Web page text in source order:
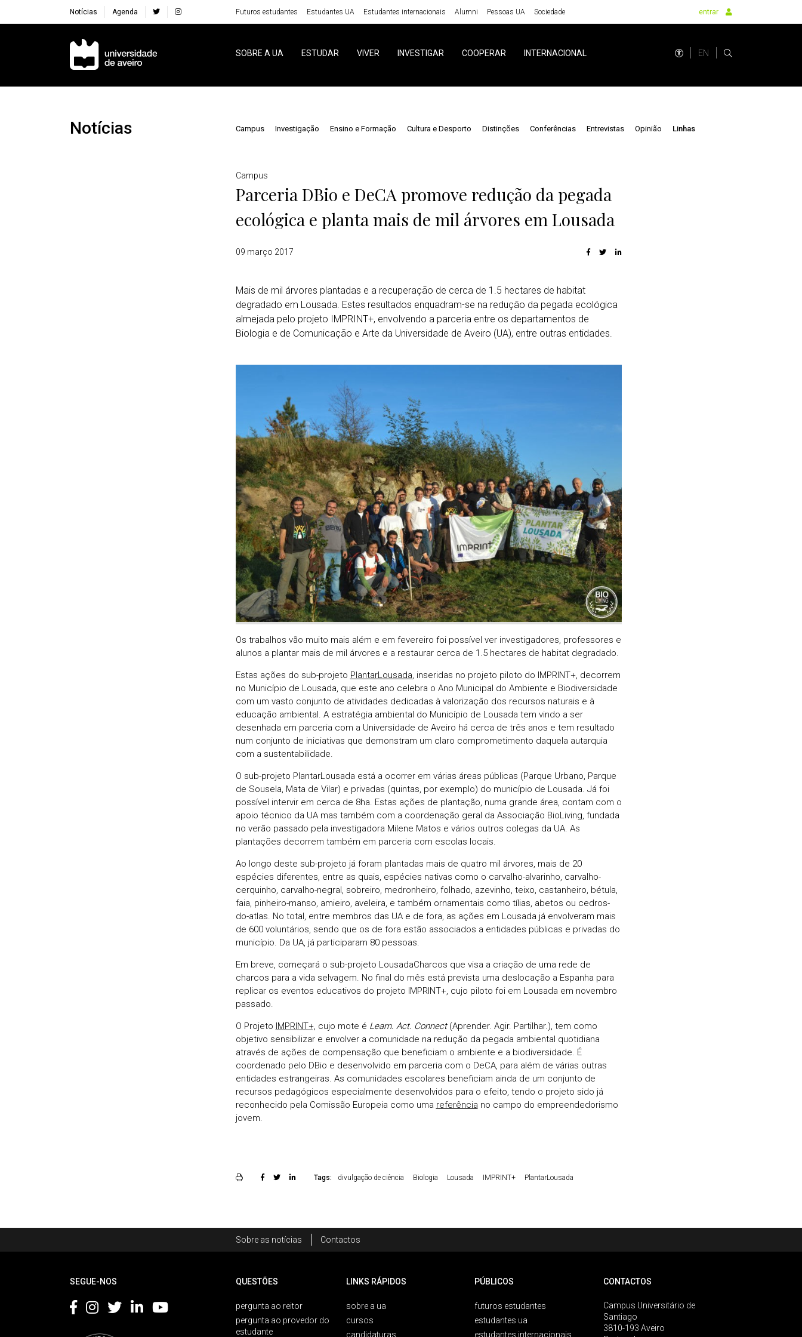
Notícias Agenda Futuros estudantes Estudantes UA Estudantes internacionais Alumni Pessoas UA Sociedade entrar
Navegação Principal
SOBRE A UA ESTUDAR VIVER INVESTIGAR COOPERAR INTERNACIONAL EN
Notícias Campus Investigação Ensino e Formação Cultura e Desporto Distinções Conferências Entrevistas Opinião Linhas
Campus
Parceria DBio e DeCA promove redução da pegada
ecológica e planta mais de mil árvores em Lousada
09 março 2017
Mais de mil árvores plantadas e a recuperação de cerca de 1.5 hectares de habitat
degradado em Lousada. Estes resultados enquadram-se na redução da pegada ecológica
almejada pelo projeto IMPRINT+, envolvendo a parceria entre os departamentos de
Biologia e de Comunicação e Arte da Universidade de Aveiro (UA), entre outras entidades.
Os trabalhos vão muito mais além e em fevereiro foi possível ver investigadores, professores e
alunos a plantar mais de mil árvores e a restaurar cerca de 1.5 hectares de habitat degradado.
Estas ações do sub-projeto PlantarLousada , inseridas no projeto piloto do IMPRINT+, decorrem
no Município de Lousada, que este ano celebra o Ano Municipal do Ambiente e Biodiversidade
com um vasto conjunto de atividades dedicadas à valorização dos recursos naturais e à
educação ambiental. A estratégia ambiental do Município de Lousada tem vindo a ser
desenhada em parceria com a Universidade de Aveiro há cerca de três anos e tem resultado
num conjunto de iniciativas que demonstram um claro comprometimento daquela autarquia
com a sustentabilidade.
O sub-projeto PlantarLousada está a ocorrer em várias áreas públicas (Parque Urbano, Parque
de Sousela, Mata de Vilar) e privadas (quintas, por exemplo) do município de Lousada. Já foi
possível intervir em cerca de 8ha. Estas ações de plantação, numa grande área, contam com o
apoio técnico da UA mas também com a coordenação geral da Associação BioLiving, fundada
no verão passado pela investigadora Milene Matos e vários outros colegas da UA. As
plantações decorrem também em parceria com escolas locais.
Ao longo deste sub-projeto já foram plantadas mais de quatro mil árvores, mais de 20
espécies diferentes, entre as quais, espécies nativas como o carvalho-alvarinho, carvalho-
cerquinho, carvalho-negral, sobreiro, medronheiro, folhado, azevinho, teixo, castanheiro, bétula,
faia, pinheiro-manso, amieiro, aveleira, e também ornamentais como tílias, abetos ou cedros-
do-atlas. No total, entre membros das UA e de fora, as ações em Lousada já envolveram mais
de 600 voluntários, sendo que os de fora estão associados a entidades públicas e privadas do
município. Da UA, já participaram 80 pessoas.
Em breve, começará o sub-projeto LousadaCharcos que visa a criação de uma rede de
charcos para a vida selvagem. No final do mês está prevista uma deslocação a Espanha para
replicar os eventos educativos do projeto IMPRINT+, cujo piloto foi em Lousada em novembro
passado.
O Projeto IMPRINT+, cujo mote é Learn. Act. Connect(Aprender. Agir. Partilhar.), tem como
objetivo sensibilizar e envolver a comunidade na redução da pegada ambiental quotidiana
através de ações de compensação que beneficiam o ambiente e a biodiversidade. É
coordenado pelo DBio e desenvolvido em parceria com o DeCA, para além de várias outras
entidades estrangeiras. As comunidades escolares beneficiam ainda de um conjunto de
recursos pedagógicos especialmente desenvolvidos para o efeito, tendo o projeto sido já
reconhecido pela Comissão Europeia como uma referência no campo do empreendedorismo
jovem.
Tags: divulgação de ciência Biologia Lousada IMPRINT+ PlantarLousada
Sobre as notícias Contactos
SEGUE-NOS QUESTÕES
pergunta ao reitor
pergunta ao provedor do
estudante
LINKS RÁPIDOS
sobre a ua
cursos
candidaturas
PÚBLICOS
futuros estudantes
estudantes ua
estudantes internacionais
CONTACTOS
Campus Universitário de
Santiago
3810-193 Aveiro